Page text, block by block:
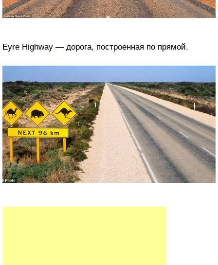
Eyre Highway — дорога, построенная по прямой.